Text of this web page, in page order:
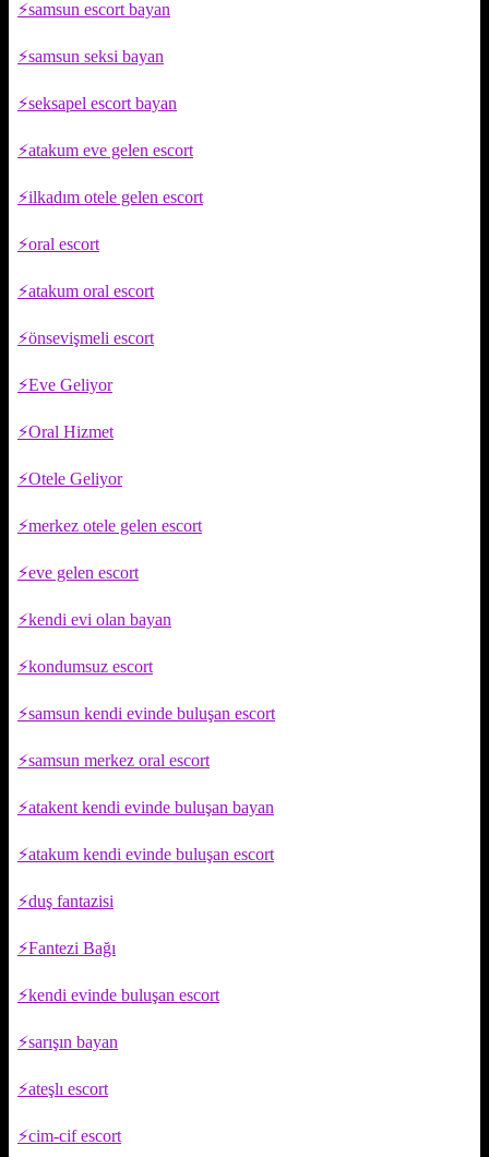
samsun escort bayan
samsun seksi bayan
seksapel escort bayan
atakum eve gelen escort
ilkadım otele gelen escort
oral escort
atakum oral escort
önsevişmeli escort
Eve Geliyor
Oral Hizmet
Otele Geliyor
merkez otele gelen escort
eve gelen escort
kendi evi olan bayan
kondumsuz escort
samsun kendi evinde buluşan escort
samsun merkez oral escort
atakent kendi evinde buluşan bayan
atakum kendi evinde buluşan escort
duş fantazisi
Fantezi Bağı
kendi evinde buluşan escort
sarışın bayan
ateşlı escort
cim-cif escort